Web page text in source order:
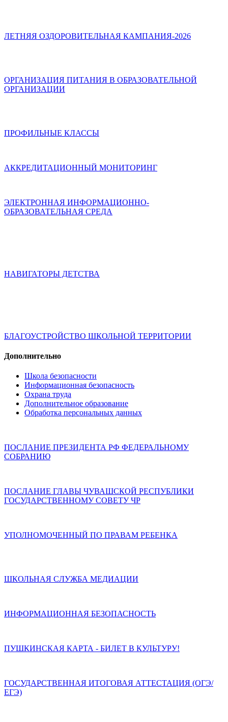
ЛЕТНЯЯ ОЗДОРОВИТЕЛЬНАЯ КАМПАНИЯ-2026
ОРГАНИЗАЦИЯ ПИТАНИЯ В ОБРАЗОВАТЕЛЬНОЙ
ОРГАНИЗАЦИИ
ПРОФИЛЬНЫЕ КЛАССЫ
АККРЕДИТАЦИОННЫЙ МОНИТОРИНГ
ЭЛЕКТРОННАЯ ИНФОРМАЦИОННО-
ОБРАЗОВАТЕЛЬНАЯ СРЕДА
НАВИГАТОРЫ ДЕТСТВА
БЛАГОУСТРОЙСТВО ШКОЛЬНОЙ ТЕРРИТОРИИ
Дополнительно
Школа безопасности
Информационная безопасность
Охрана труда
Дополнительное образование
Обработка персональных данных
ПОСЛАНИЕ ПРЕЗИДЕНТА РФ ФЕДЕРАЛЬНОМУ
СОБРАНИЮ
ПОСЛАНИЕ ГЛАВЫ ЧУВАШСКОЙ РЕСПУБЛИКИ
ГОСУДАРСТВЕННОМУ СОВЕТУ ЧР
УПОЛНОМОЧЕННЫЙ ПО ПРАВАМ РЕБЕНКА
ШКОЛЬНАЯ СЛУЖБА МЕДИАЦИИ
ИНФОРМАЦИОННАЯ БЕЗОПАСНОСТЬ
ПУШКИНСКАЯ КАРТА - БИЛЕТ В КУЛЬТУРУ!
ГОСУДАРСТВЕННАЯ ИТОГОВАЯ АТТЕСТАЦИЯ (ОГЭ/
ЕГЭ)